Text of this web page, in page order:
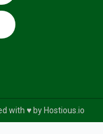
with ♥️ by Hostious.io